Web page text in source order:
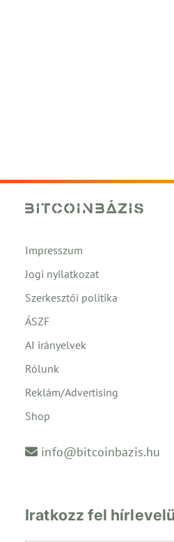
Impresszum
Jogi nyilatkozat
Szerkesztői politika
ÁSZF
AI irányelvek
Rólunk
Reklám/Advertising
Shop
info@bitcoinbazis.hu
Iratkozz fel